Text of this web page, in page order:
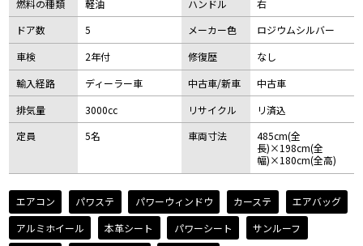
燃料の種類 軽油 ハンドル
右
ドア数
5 メーカー色
ロジウムシルバー
車検
2年付 修復歴
なし
輸入経路
ディーラー車 中古車/新車
中古車
排気量
3000cc リサイクル
リ済込
定員
5名 車両寸法
485cm(全
長)×198cm(全
幅)×180cm(全高)
エアコン パワステ パワーウィンドウ カーステ
エアバッグ
アルミホイール
本革シート パワーシート
サンルーフ